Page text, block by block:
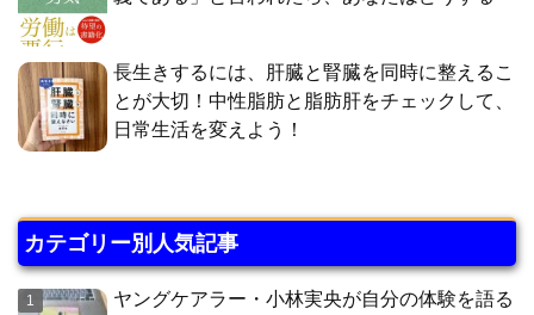
長生きするには、肝臓と腎臓を同時に整えるこ
とが大切！中性脂肪と脂肪肝をチェックして、
日常生活を変えよう！
カテゴリー別人気記事
ヤングケアラー・小林実央が自分の体験を語る